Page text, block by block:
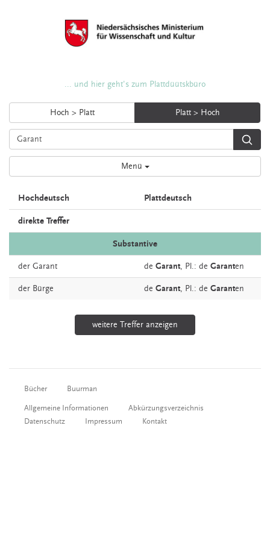
... und hier geht's zum Plattdüütskbüro
Hoch > Platt Platt > Hoch
Menü
Hochdeutsch Plattdeutsch
direkte Treffer
Substantive
der Garant de Garant, Pl.: de Garanten
der Bürge de Garant, Pl.: de Garanten
weitere Treffer anzeigen
Bücher Buurman
Allgemeine Informationen
Abkürzungsverzeichnis
Datenschutz
Impressum Kontakt